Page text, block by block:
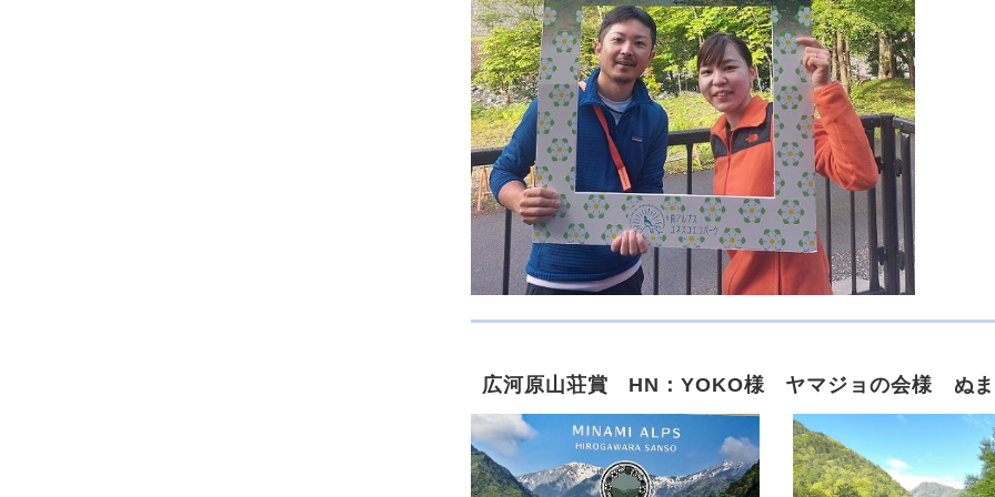
広河原山荘賞 HN：YOKO様 ヤマジョの会様 ぬ